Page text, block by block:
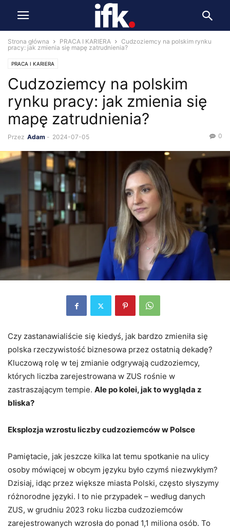
Strona główna PRACA I KARIERA
Cudzoziemcy na polskim rynku
pracy: jak zmienia się mapę zatrudnienia?
PRACA I KARIERA
Cudzoziemcy na polskim
rynku pracy: jak zmienia się
mapę zatrudnienia?
Przez Adam - 2024-07-05 0
Czy zastanawialiście się kiedyś, jak bardzo zmieniła się
polska rzeczywistość biznesowa przez ostatnią dekadę?
Kluczową rolę w tej zmianie odgrywają cudzoziemcy,
których liczba zarejestrowana w ZUS rośnie w
zastraszającym tempie. Ale po kolei, jak to wygląda z
bliska?
Eksplozja wzrostu liczby cudzoziemców w Polsce
Pamiętacie, jak jeszcze kilka lat temu spotkanie na ulicy
osoby mówiącej w obcym języku było czymś niezwykłym?
Dzisiaj, idąc przez większe miasta Polski, często słyszymy
różnorodne języki. I to nie przypadek – według danych
ZUS, w grudniu 2023 roku liczba cudzoziemców
zarejestrowanych wzrosła do ponad 1,1 miliona osób. To